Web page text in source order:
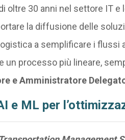
di oltre 30 anni nel settore
la diffusione delle
a semplificare i
un processo più lineare,
e Amministratore
e ML per